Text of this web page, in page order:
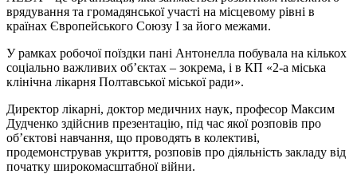
врядування та громадянської участі на місцевому рівні в
країнах Європейського Союзу І за його межами.
У рамках робочої поїздки пані Антонелла побувала на кількох
соціально важливих обʼєктах – зокрема, і в КП «2-а міська
клінічна лікарня Полтавської міської ради».
Директор лікарні, доктор медичних наук, професор Максим
Дудченко здійснив презентацію, під час якої розповів про
обʼєктові навчання, що проводять в колективі,
продемонстрував укриття, розповів про діяльність закладу від
початку широкомасштабної війни.